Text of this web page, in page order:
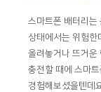
스마트폰 배터리는
상태에서는 위험한
올려놓거나 뜨거운
충전할 때에 스마
경험해보셨을텐데